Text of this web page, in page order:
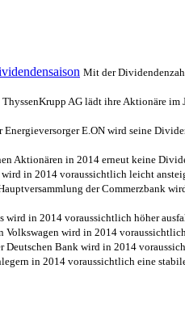
Mit der
ThyssenKrupp AG lädt ihre Aktionäre
Energieversorger E.ON wird seine
Aktionären in 2014 erneut keine
in 2014 voraussichtlich leicht
der Commerzbank
wird in 2014 voraussichtlich höher
Volkswagen wird in 2014
Deutschen Bank wird in 2014
in 2014 voraussichtlich eine